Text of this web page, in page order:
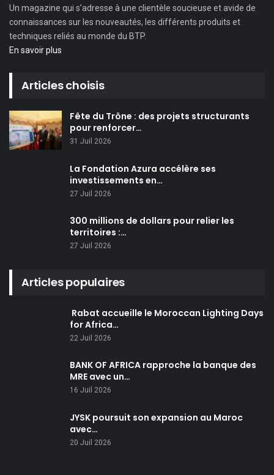
Un magazine qui s’adresse à une clientèle soucieuse et avide de
connaissances sur les nouveautés, les différents produits et
techniques reliés au monde du BTP.
En savoir plus
Articles choisis
Fête du Trône : des projets structurants
pour renforcer…
31 Juil 2026
La Fondation Azura accélère ses
investissements en…
27 Juil 2026
300 millions de dollars pour relier les
territoires :…
27 Juil 2026
Articles populaires
Rabat accueille le Moroccan Lighting Days
for Africa…
22 Juil 2026
BANK OF AFRICA rapproche la banque des
MRE avec un…
16 Juil 2026
JYSK poursuit son expansion au Maroc
avec…
20 Juil 2026